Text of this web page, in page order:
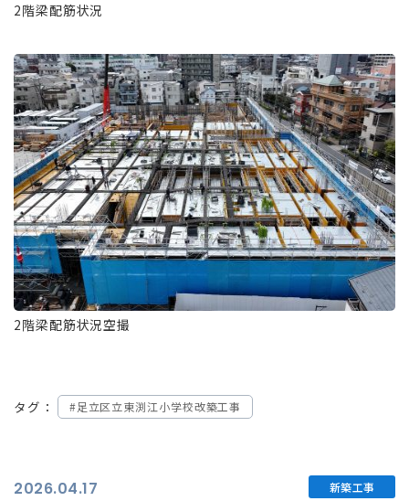
2階梁配筋状況
2階梁配筋状況空撮
タグ： #足立区立東渕江小学校改築工事
2026.04.17 新築工事